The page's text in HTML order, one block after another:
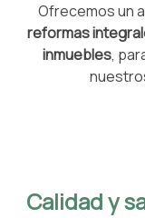
Ofrecemos un
reformas
inmuebles,
Calidad y